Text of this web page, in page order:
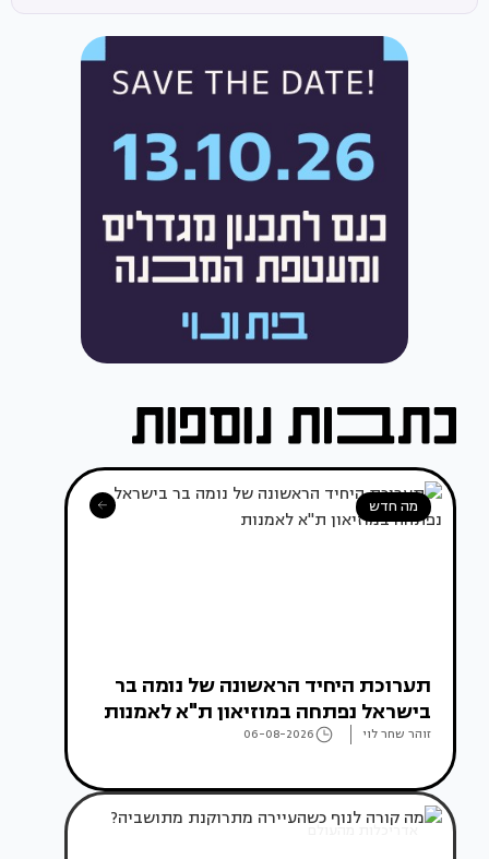
מה חדש
תערוכת היחיד הראשונה של נומה בר
בישראל נפתחה במוזיאון ת"א לאמנות
זוהר שחר לוי 06-08-2026
אדריכלות מהעולם